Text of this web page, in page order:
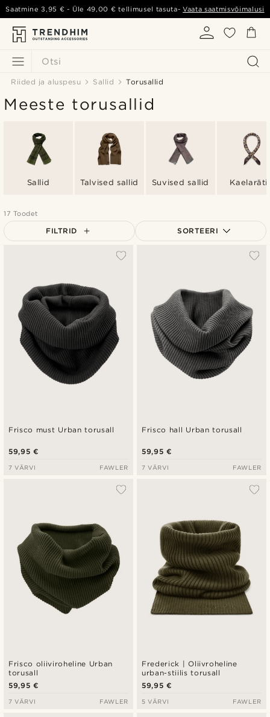
Otsi
Saatmine3,95 € - Üle 49,00 € tellimusel tasuta-Vaata saatmisvõimalusi
Riided ja aluspesu Sallid Torusallid
Meeste torusallid
Sallid Talvised sallid Suvised sallid
17 Toodet
FILTRID SORTEERI
Madala hind
Kõrgeim hind
Frisco must Urban torusall
59,95 €
7 VÄRVI FAWLER
Frisco hall Urban torusall
59,95 €
7 VÄRVI FAWLER
Frisco oliiviroheline Urban
torusall
59,95 €
7 VÄRVI FAWLER
Frederick | Oliivroheline
urban-stiilis torusall
59,95 €
5 VÄRVI FAWLER